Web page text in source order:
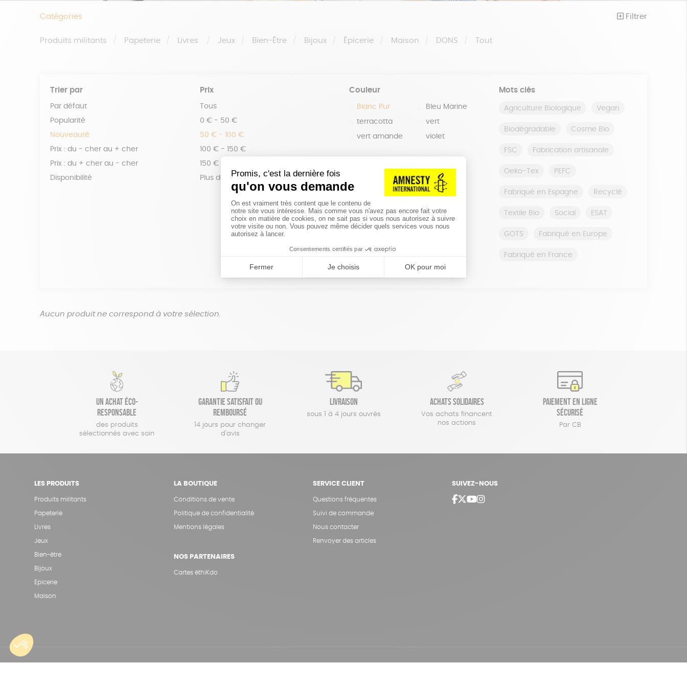
Catégories Filtrer
Produits militants Papeterie Livres Jeux Bien-Être Bijoux Épicerie Maison DONS Tout
Trier par
Par défaut
Popularité
Nouveauté
Prix : du - cher au + cher
Prix : du + cher au - cher
Disponibilité
Prix
Tous
0 € - 50 €
50 € - 100 €
100 € - 150 €
150 € - 200 €
Plus de 200€
Couleur
Blanc Pur Bleu Marine
terracotta vert
vert amande violet
Mots clés
Agriculture Biologique Vegan
Biodégradable Cosme Bio
FSC Fabrication artisanale
Oeko-Tex PEFC
Fabriqué en Espagne Recyclé
Textile Bio Social ESAT
GOTS Fabriqué en Europe
Fabriqué en France
réinitialiser les filtres
Aucun produit ne correspond à votre sélection.
Un achat éco-
responsable
des produits
sélectionnés avec soin
Garantie satisfait ou
remboursé
14 jours pour changer
d'avis
Livraison
sous 1 à 4 jours ouvrés
Achats solidaires
Vos achats financent
nos actions
Paiement en ligne
sécurisé
Par CB
LES PRODUITS
Produits militants
Papeterie
Livres
Jeux
Bien-être
Bijoux
Epicerie
Maison
LA BOUTIQUE
Conditions de vente
Politique de confidentialité
Mentions légales
NOS PARTENAIRES
Cartes éthiKdo
SERVICE CLIENT
Questions fréquentes
Suivi de commande
Nous contacter
Renvoyer des articles
SUIVEZ-NOUS